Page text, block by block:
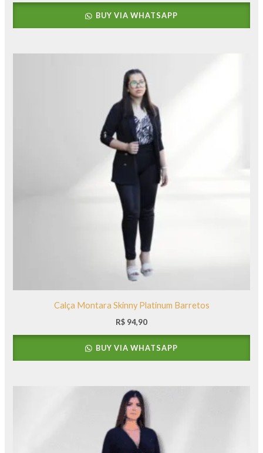
BUY VIA WHATSAPP
Calça Montara Skinny Platinum Barretos
R$ 94,90
BUY VIA WHATSAPP